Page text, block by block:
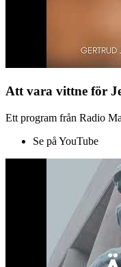
Att vara vittne för
Ett program från Radio
Se på YouTube